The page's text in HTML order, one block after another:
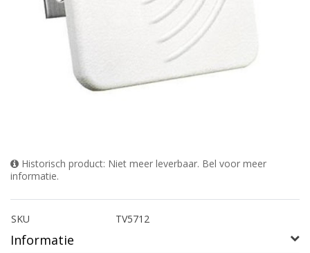
Historisch product: Niet meer leverbaar. Bel voor meer
informatie.
SKU TV5712
Informatie